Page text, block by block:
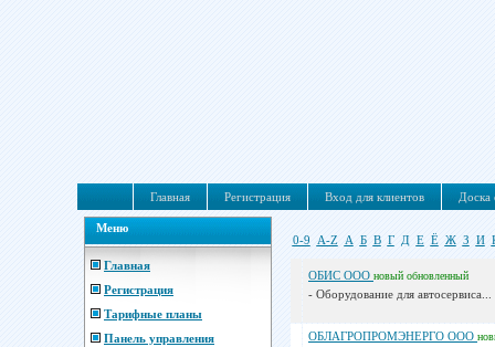
Главная Регистрация Вход для клиентов Доска
Меню
Главная
Регистрация
Тарифные планы
Панель управления
0-9 A-Z А Б В Г Д Е Ё Ж З И
ОБИС ООО новый обновленный
- Оборудование для автосервиса...
ОБЛАГРОПРОМЭНЕРГО ООО